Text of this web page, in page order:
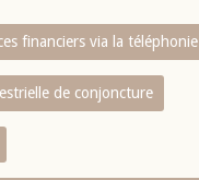
financiers via la
de conjoncture